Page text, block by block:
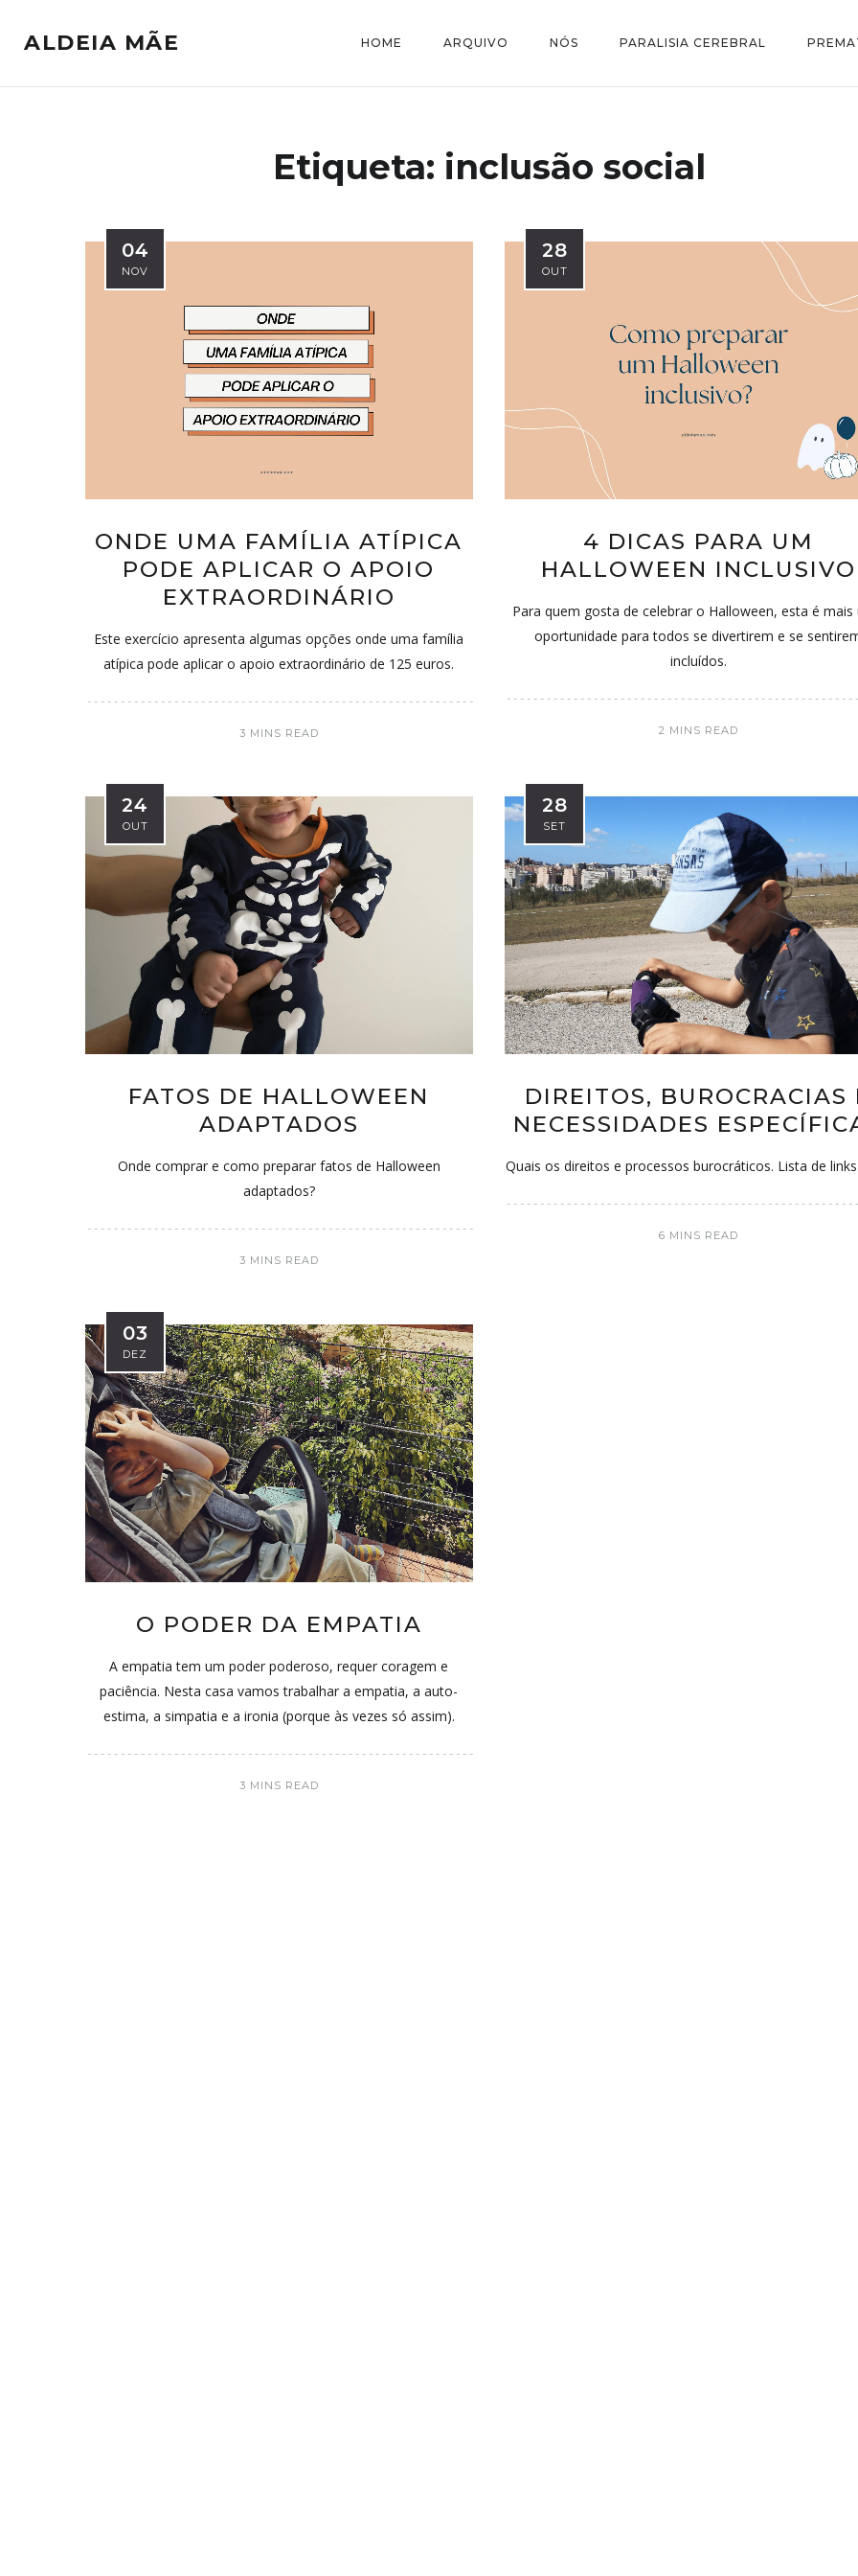
ALDEIA MÃE HOME ARQUIVO NÓS PARALISIA CEREBRAL
Etiqueta: inclusão social
04
NOV
ONDE UMA FAMÍLIA ATÍPICA
PODE APLICAR O APOIO
EXTRAORDINÁRIO
Este exercício apresenta algumas opções onde uma família
atípica pode aplicar o apoio extraordinário de 125 euros.
3 MINS READ
28
OUT
4 DICAS PARA UM
HALLOWEEN INCLUSIVO
Para quem gosta de celebrar o Halloween, esta é mais
oportunidade para todos se divertirem e se
incluídos.
2 MINS READ
24
OUT
FATOS DE HALLOWEEN
ADAPTADOS
Onde comprar e como preparar fatos de Halloween
adaptados?
3 MINS READ
28
SET
DIREITOS, BUROCRACIAS
NECESSIDADES
Quais os direitos e processos burocráticos. Lista de
6 MINS READ
03
DEZ
O PODER DA EMPATIA
A empatia tem um poder poderoso, requer coragem e
paciência. Nesta casa vamos trabalhar a empatia, a auto-
estima, a simpatia e a ironia (porque às vezes só assim).
3 MINS READ